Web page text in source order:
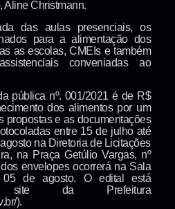
Aline Christmann.
das aulas presenciais, os
para a alimentação dos
as escolas, CMEIs e também
conveniadas ao
pública nº. 001/2021 é de R$
dos alimentos por um
propostas e as documentações
entre 15 de julho até
na Diretoria de Licitações
na Praça Getúlio Vargas, nº
envelopes ocorrerá na Sala
de agosto. O edital está
site da Prefeitura
).